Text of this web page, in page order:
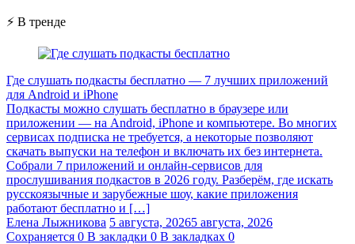
⚡ В тренде
Где слушать подкасты бесплатно — 7 лучших приложений
для Android и iPhone
Подкасты можно слушать бесплатно в браузере или
приложении — на Android, iPhone и компьютере. Во многих
сервисах подписка не требуется, а некоторые позволяют
скачать выпуски на телефон и включать их без интернета.
Собрали 7 приложений и онлайн-сервисов для
прослушивания подкастов в 2026 году. Разберём, где искать
русскоязычные и зарубежные шоу, какие приложения
работают бесплатно и […]
Елена Лыжникова 5 августа, 20265 августа, 2026
Сохраняется 0 В закладки 0 В закладках 0